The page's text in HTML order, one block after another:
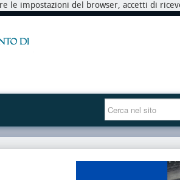
le impostazioni del browser, accetti di